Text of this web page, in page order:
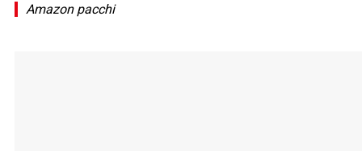
Amazon pacchi